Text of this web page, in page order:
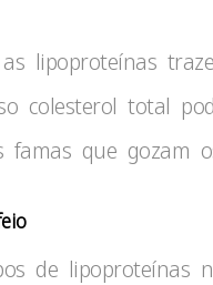
lipoproteínas
colesterol total
famas que gozam
de lipoproteínas